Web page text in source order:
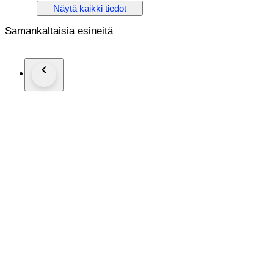
Näytä kaikki tiedot
Samankaltaisia esineitä